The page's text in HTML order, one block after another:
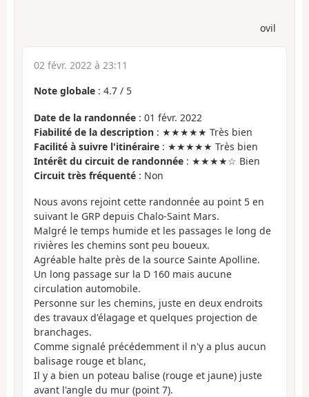
ovil
02 févr. 2022 à 23:11
Note globale : 4.7 / 5
Date de la randonnée : 01 févr. 2022
Fiabilité de la description : ★★★★★ Très bien
Facilité à suivre l'itinéraire : ★★★★★ Très bien
Intérêt du circuit de randonnée : ★★★★☆ Bien
Circuit très fréquenté : Non
Nous avons rejoint cette randonnée au point 5 en
suivant le GRP depuis Chalo-Saint Mars.
Malgré le temps humide et les passages le long de
rivières les chemins sont peu boueux.
Agréable halte près de la source Sainte Apolline.
Un long passage sur la D 160 mais aucune
circulation automobile.
Personne sur les chemins, juste en deux endroits
des travaux d'élagage et quelques projection de
branchages.
Comme signalé précédemment il n'y a plus aucun
balisage rouge et blanc,
Il y a bien un poteau balise (rouge et jaune) juste
avant l'angle du mur (point 7).